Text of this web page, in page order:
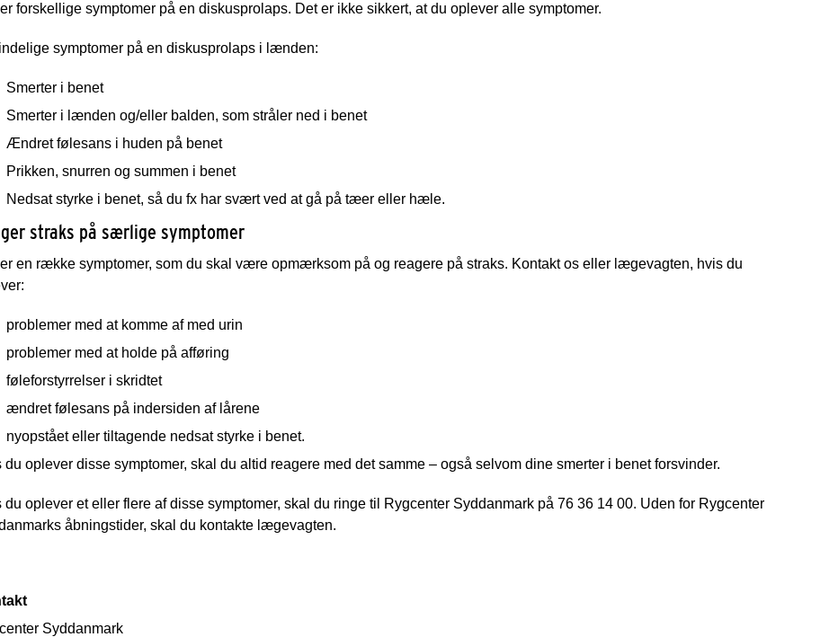
forskellige symptomer på en diskusprolaps. Det er ikke sikkert, at du oplever alle symptomer.
symptomer på en diskusprolaps i lænden:
Smerter i benet
Smerter i lænden og/eller balden, som stråler ned i benet
Ændret følesans i huden på benet
Prikken, snurren og summen i benet
Nedsat styrke i benet, så du fx har svært ved at gå på tæer eller hæle.
straks på særlige symptomer
en række symptomer, som du skal være opmærksom på og reagere på straks. Kontakt os eller lægevagten, hvis du
problemer med at komme af med urin
problemer med at holde på afføring
føleforstyrrelser i skridtet
ændret følesans på indersiden af lårene
nyopstået eller tiltagende nedsat styrke i benet.
du oplever disse symptomer, skal du altid reagere med det samme – også selvom dine smerter i benet forsvinder.
du oplever et eller flere af disse symptomer, skal du ringe til Rygcenter Syddanmark på 76 36 14 00. Uden for Rygcenter
åbningstider, skal du kontakte lægevagten.
Syddanmark